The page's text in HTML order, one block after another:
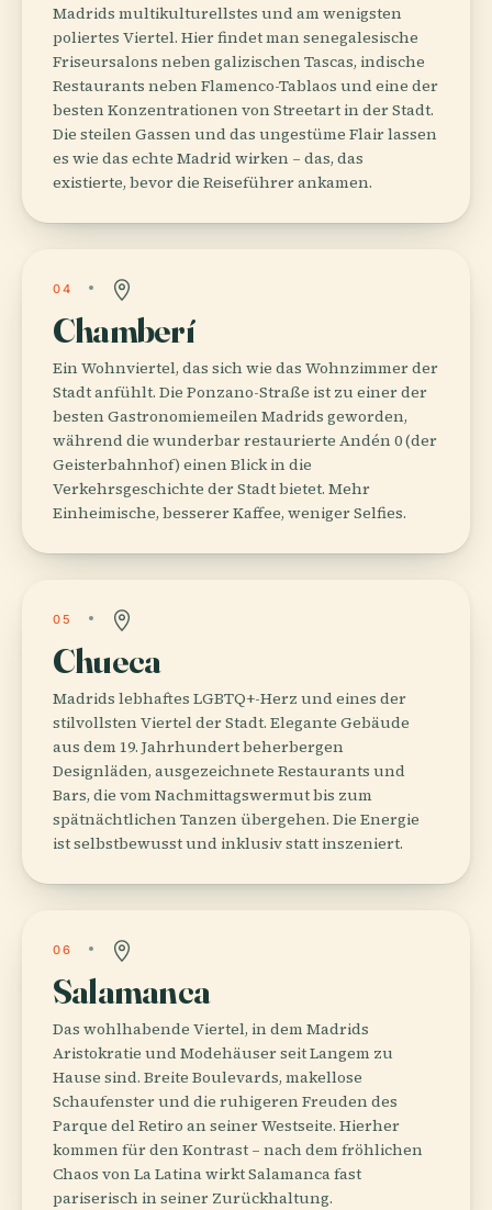
Madrids multikulturellstes und am wenigsten
poliertes Viertel. Hier findet man senegalesische
Friseursalons neben galizischen Tascas, indische
Restaurants neben Flamenco-Tablaos und eine der
besten Konzentrationen von Streetart in der Stadt.
Die steilen Gassen und das ungestüme Flair lassen
es wie das echte Madrid wirken – das, das
existierte, bevor die Reiseführer ankamen.
04
Chamberí
Ein Wohnviertel, das sich wie das Wohnzimmer der
Stadt anfühlt. Die Ponzano-Straße ist zu einer der
besten Gastronomiemeilen Madrids geworden,
während die wunderbar restaurierte Andén 0 (der
Geisterbahnhof) einen Blick in die
Verkehrsgeschichte der Stadt bietet. Mehr
Einheimische, besserer Kaffee, weniger Selfies.
05
Chueca
Madrids lebhaftes LGBTQ+-Herz und eines der
stilvollsten Viertel der Stadt. Elegante Gebäude
aus dem 19. Jahrhundert beherbergen
Designläden, ausgezeichnete Restaurants und
Bars, die vom Nachmittagswermut bis zum
spätnächtlichen Tanzen übergehen. Die Energie
ist selbstbewusst und inklusiv statt inszeniert.
06
Salamanca
Das wohlhabende Viertel, in dem Madrids
Aristokratie und Modehäuser seit Langem zu
Hause sind. Breite Boulevards, makellose
Schaufenster und die ruhigeren Freuden des
Parque del Retiro an seiner Westseite. Hierher
kommen für den Kontrast – nach dem fröhlichen
Chaos von La Latina wirkt Salamanca fast
pariserisch in seiner Zurückhaltung.